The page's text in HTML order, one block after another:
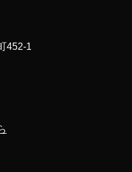
452-1